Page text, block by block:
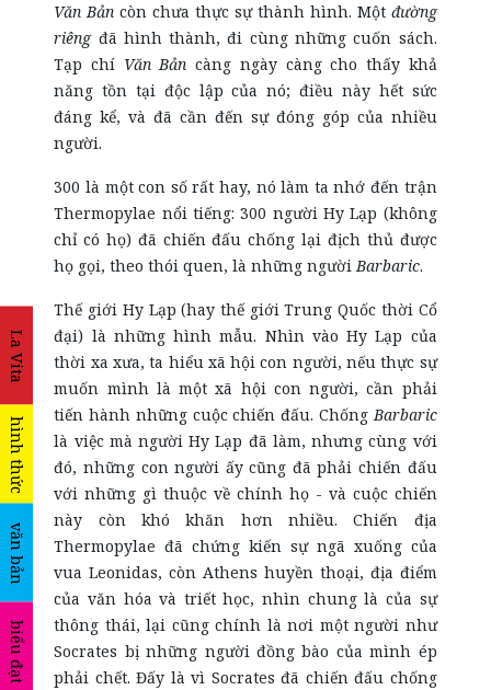
La Vita
hình thức
văn bản
biểu đạt
Văn Bản còn chưa thực sự thành hình. Một đường
riêngđã hình thành, đi cùng những cuốn sách.
Tạp chí Văn Bản càng ngày càng cho thấy khả
năng tồn tại độc lập của nó; điều này hết sức
đáng kể, và đã cần đến sự đóng góp của nhiều
người.
300 là một con số rất hay, nó làm ta nhớ đến trận
Thermopylae nổi tiếng: 300 người Hy Lạp (không
chỉ có họ) đã chiến đấu chống lại địch thủ được
họ gọi, theo thói quen, là những ngườiBarbaric.
Thế giới Hy Lạp (hay thế giới Trung Quốc thời Cổ
đại) là những hình mẫu. Nhìn vào Hy Lạp của
thời xa xưa, ta hiểu xã hội con người, nếu thực sự
muốn mình là một xã hội con người, cần phải
tiến hành những cuộc chiến đấu. ChốngBarbaric
là việc mà người Hy Lạp đã làm, nhưng cùng với
đó, những con người ấy cũng đã phải chiến đấu
với những gì thuộc về chính họ - và cuộc chiến
này còn khó khăn hơn nhiều. Chiến địa
Thermopylae đã chứng kiến sự ngã xuống của
vua Leonidas, còn Athens huyền thoại, địa điểm
của văn hóa và triết học, nhìn chung là của sự
thông thái, lại cũng chính là nơi một người như
Socrates bị những người đồng bào của mình ép
phải chết. Đấy là vì Socrates đã chiến đấu chống